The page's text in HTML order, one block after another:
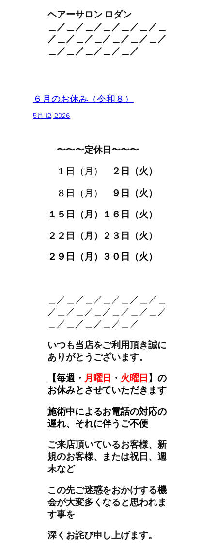
ヘアーサロン ロダン
＿／＿／＿／＿／＿／＿／＿
／＿／＿／＿／＿／＿／＿／
＿／＿／＿／＿／＿／
６月のお休み（令和８）
5月 12, 2026
〜〜〜定休日〜〜〜
１日（月） ２日（火）
８日（月）
９日（火）
１５日（月）１６日（火）
２２日（月）２３日（火）
２９日（月）３０日（火）
＿／＿／＿／＿／＿／＿／＿
／＿／＿／＿／＿／＿／＿／
＿／＿／＿／＿／＿／
いつも当店をご利用頂き誠に
ありがとうございます。
【毎週・ 月曜日 ・ 火曜日】 の
お休みとさせていただきます
施術中によるお電話の対応の
遅れ、それに伴うご不便
ご来店頂いているお客様、新
規のお客様、または祝日、週
末など
この先ご迷惑をおかけする機
会が大変多くなると思われま
す事を
深くお詫び申し上げます。